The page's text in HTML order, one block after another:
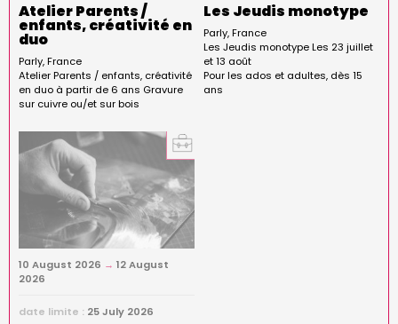
Atelier Parents /
enfants, créativité en
duo
Parly France
Atelier Parents / enfants, créativité
en duo à partir de 6 ans Gravure
sur cuivre ou/et sur bois
Les Jeudis monotype
Parly France
Les Jeudis monotype Les 23 juillet
et 13 août
Pour les ados et adultes, dès 15
ans
10 August 2026 → 12 August
2026
date limite : 25 July 2026